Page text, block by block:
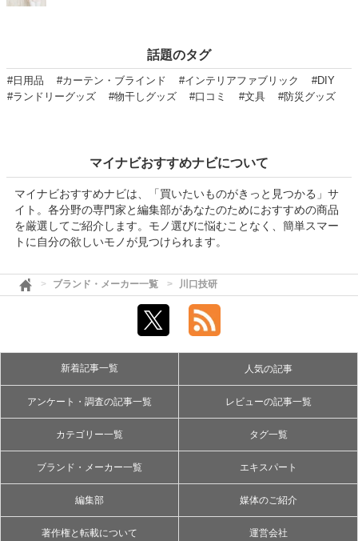
話題のタグ
#日用品 #カーテン・ブラインド #インテリアファブリック
#DIY
#ランドリーグッズ
#物干しグッズ #口コミ #文具 #防災グッズ
マイナビおすすめナビについて
マイナビおすすめナビは、「買いたいものがきっと見つかる」サ
イト。各分野の専門家と編集部があなたのためにおすすめの商品
を厳選してご紹介します。モノ選びに悩むことなく、簡単スマー
トに自分の欲しいモノが見つけられます。
ブランド・メーカー一覧 川口技研
新着記事一覧 人気の記事
アンケート・調査の記事一覧 レビューの記事一覧
カテゴリー一覧 タグ一覧
ブランド・メーカー一覧 エキスパート
編集部 媒体のご紹介
著作権と転載について 運営会社